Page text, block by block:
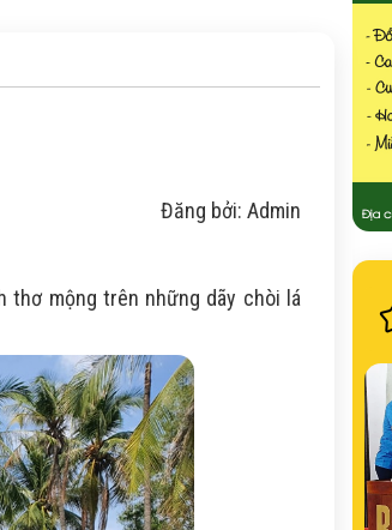
Đăng bởi: Admin
thơ mộng trên những dãy chòi lá